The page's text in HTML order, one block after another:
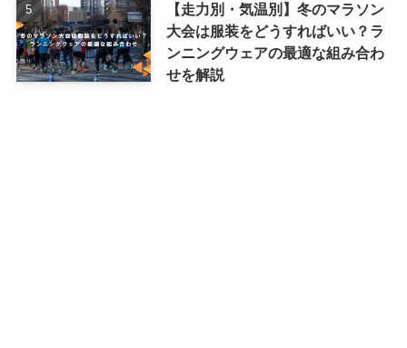
【走力別・気温別】冬のマラソン
大会は服装をどうすればいい？ラ
ンニングウェアの最適な組み合わ
せを解説